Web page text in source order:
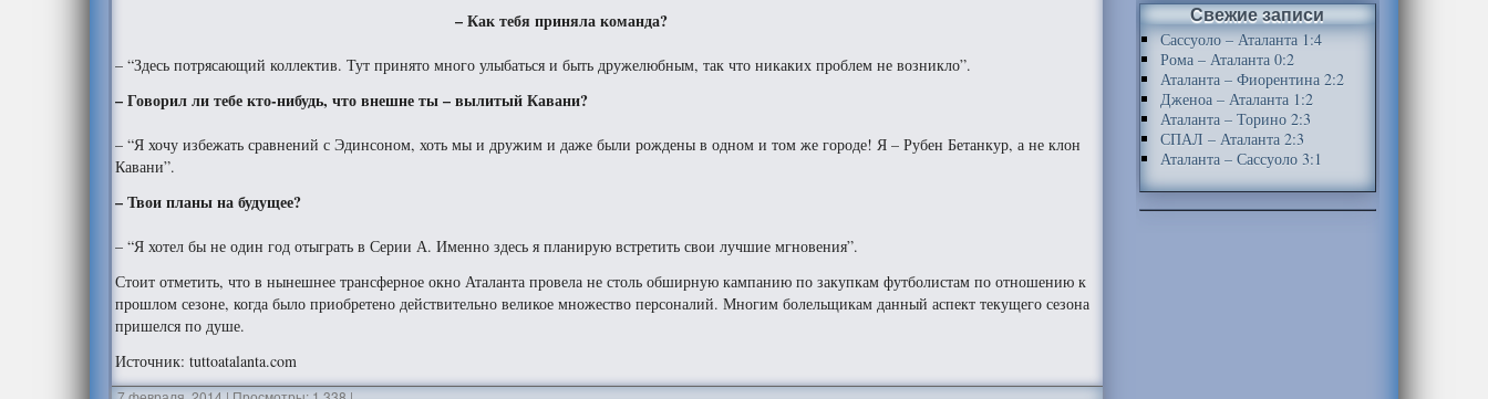
– Как тебя приняла команда?
– “Здесь потрясающий коллектив. Тут принято много улыбаться и быть дружелюбным, так что никаких проблем не возникло”.
– Говорил ли тебе кто-нибудь, что внешне ты – вылитый Кавани?
– “Я хочу избежать сравнений с Эдинсоном, хоть мы и дружим и даже были рождены в одном и том же городе! Я – Рубен Бетанкур, а не клон
Кавани”.
– Твои планы на будущее?
– “Я хотел бы не один год отыграть в Серии А. Именно здесь я планирую встретить свои лучшие мгновения”.
Стоит отметить, что в нынешнее трансферное окно Аталанта провела не столь обширную кампанию по закупкам футболистам по отношению к
прошлом сезоне, когда было приобретено действительно великое множество персоналий. Многим болельщикам данный аспект текущего сезона
пришелся по душе.
Источник: tuttoatalanta.com
Свежие записи
Сассуоло – Аталанта 1:4
Рома – Аталанта 0:2
Аталанта – Фиорентина 2:2
Дженоа – Аталанта 1:2
Аталанта – Торино 2:3
СПАЛ – Аталанта 2:3
Аталанта – Сассуоло 3:1